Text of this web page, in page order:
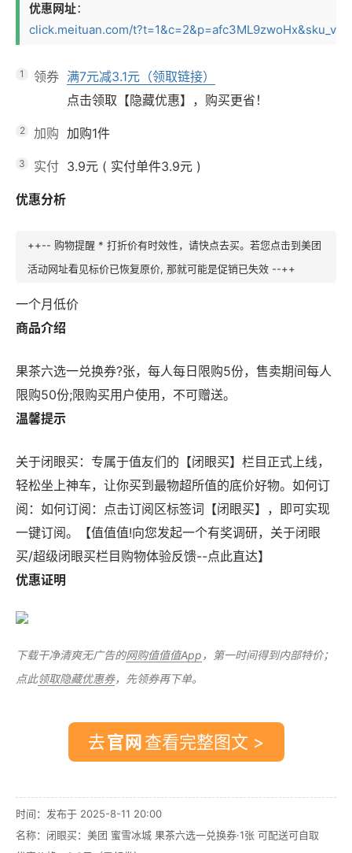
优惠网址：
click.meituan.com/
1 领券 满7元减3.1元（领取链接）
点击领取【隐藏优惠】，购买更省！
2 加购 加购1件
3 实付 3.9元 ( 实付单件3.9元 )
优惠分析
++-- 购物提醒 * 打折价有时效性，请快点去买。若您点击到美团
活动网址看见标价已恢复原价, 那就可能是促销已失效 --++
一个月低价
商品介绍
果茶六选一兑换券?张，每人每日限购5份，售卖期间每人
限购50份;限购买用户使用，不可赠送。
温馨提示
关于闭眼买：专属于值友们的【闭眼买】栏目正式上线，
轻松坐上神车，让你买到最物超所值的底价好物。如何订
阅：如何订阅：点击订阅区标签词【闭眼买】，即可实现
一键订阅。【值值值!向您发起一个有奖调研，关于闭眼
买/超级闭眼买栏目购物体验反馈--点此直达】
优惠证明
下载干净清爽无广告的网购值值值App ，第一时间得到内部特价；
点此领取隐藏优惠券，先领券再下单。
去 查看完整图文 >
时间：发布于 2025-8-11 20:00
名称： 闭眼买：美团 蜜雪冰城 果茶六选一兑换券·1张 可配送可自取